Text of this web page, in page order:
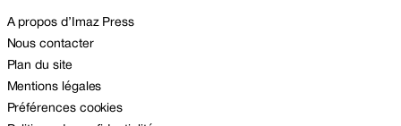
A propos d’Imaz Press
Nous contacter
Plan du site
Mentions légales
Préférences cookies